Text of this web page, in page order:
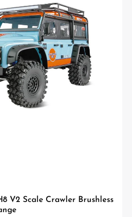
Aufsicht von Erwachsenen.
V2 Scale Crawler Brushless